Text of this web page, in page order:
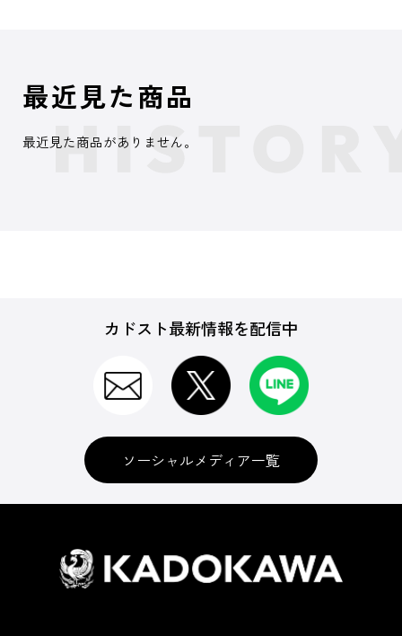
最近見た商品
最近見た商品がありません。
カドスト最新情報を配信中
ソーシャルメディア一覧